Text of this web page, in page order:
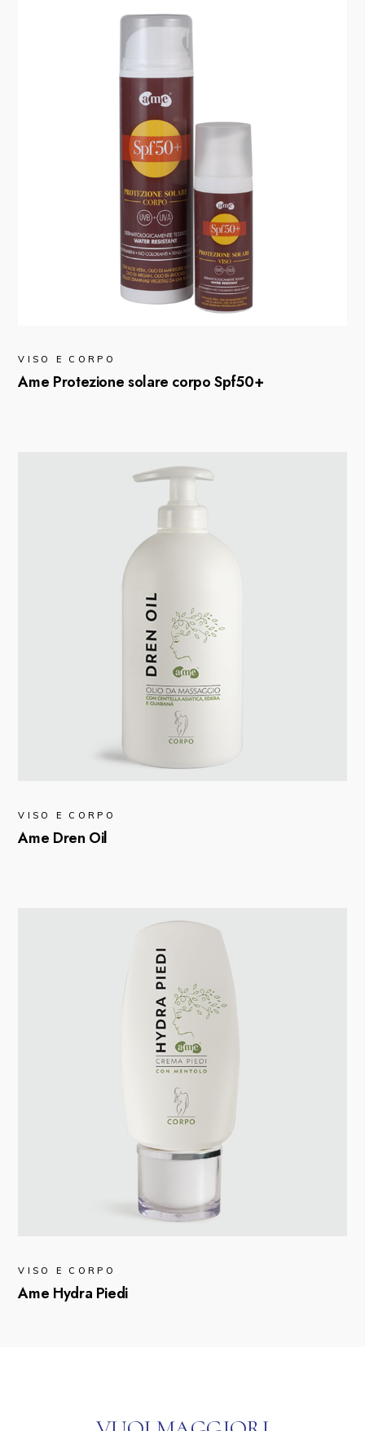
VISO E CORPO
Ame Protezione solare corpo Spf50+
VISO E CORPO
Ame Dren Oil
VISO E CORPO
Ame Hydra Piedi